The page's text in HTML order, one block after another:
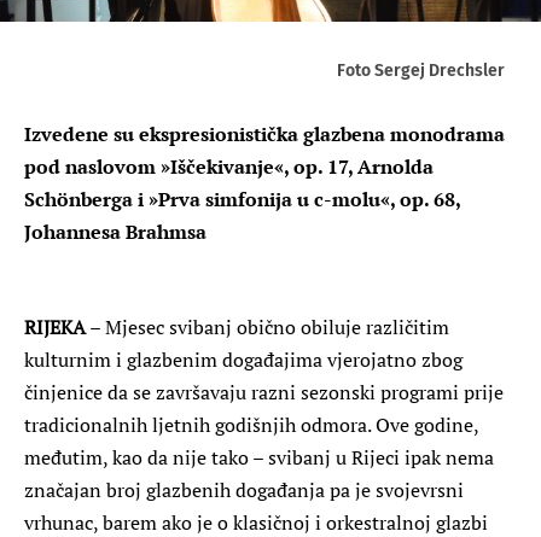
Foto Sergej Drechsler
Izvedene su ekspresionistička glazbena monodrama
pod naslovom »Iščekivanje«, op. 17, Arnolda
Schönberga i »Prva simfonija u c-molu«, op. 68,
Johannesa Brahmsa
RIJEKA– Mjesec svibanj obično obiluje različitim
kulturnim i glazbenim događajima vjerojatno zbog
činjenice da se završavaju razni sezonski programi prije
tradicionalnih ljetnih godišnjih odmora. Ove godine,
međutim, kao da nije tako – svibanj u Rijeci ipak nema
značajan broj glazbenih događanja pa je svojevrsni
vrhunac, barem ako je o klasičnoj i orkestralnoj glazbi